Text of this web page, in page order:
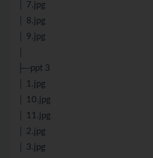
│ 7.jpg
│ 8.jpg
│ 9.jpg
├─ppt 3
│ 1.jpg
│ 10.jpg
│ 11.jpg
│ 2.jpg
│ 3.jpg